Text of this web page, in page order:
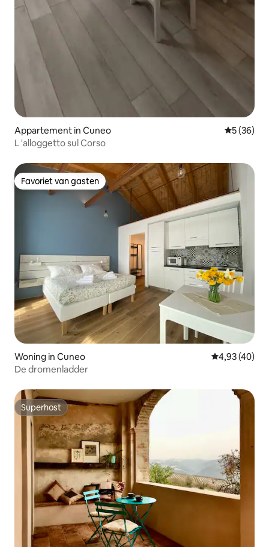
Appartement in Cuneo
5 (36)
L 'alloggetto sul Corso
Favoriet van gasten
Favoriet van gasten
Woning in Cuneo Gemiddelde
4,93 (40)
De dromenladder
Superhost
Superhost